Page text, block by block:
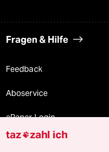
Fragen & Hilfe
Feedback
Aboservice
ePaper Login
Downloads für Abonnierende
taz zahl ich